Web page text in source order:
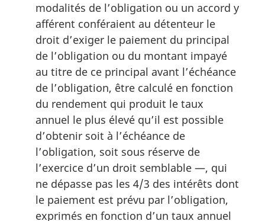
modalités de l’obligation ou un accord y
afférent conféraient au détenteur le
droit d’exiger le paiement du principal
de l’obligation ou du montant impayé
au titre de ce principal avant l’échéance
de l’obligation, être calculé en fonction
du rendement qui produit le taux
annuel le plus élevé qu’il est possible
d’obtenir soit à l’échéance de
l’obligation, soit sous réserve de
l’exercice d’un droit semblable —, qui
ne dépasse pas les 4/3 des intérêts dont
le paiement est prévu par l’obligation,
exprimés en fonction d’un taux annuel